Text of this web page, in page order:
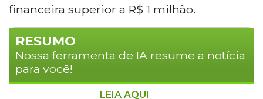
financeira superior a R$ 1 milhão.
RESUMO
Nossa ferramenta de IA resume a notícia
para você!
LEIA AQUI